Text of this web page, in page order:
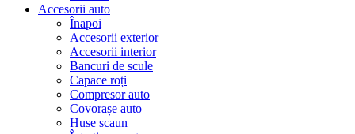
Accesorii auto
Înapoi
Accesorii exterior
Accesorii interior
Bancuri de scule
Capace roți
Compresor auto
Covorașe auto
Huse scaun